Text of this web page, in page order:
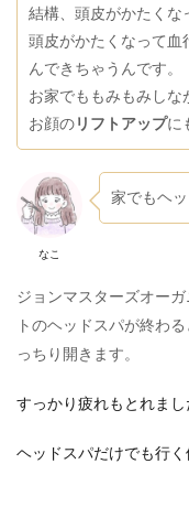
結構、頭皮がかたくな
頭皮がかたくなって血
んできちゃうんです。
お家でももみもみしな
お顔のリフトアップに
なこ
家でもヘ
ジョンマスターズオー
トのヘッドスパが終わ
っちり開きます。
すっかり疲れもとれまし
ヘッドスパだけでも行く